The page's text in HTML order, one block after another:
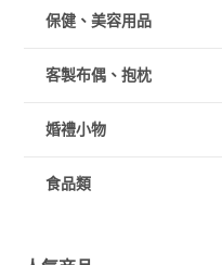
保健、美容用品
客製布偶、抱枕
婚禮小物
食品類